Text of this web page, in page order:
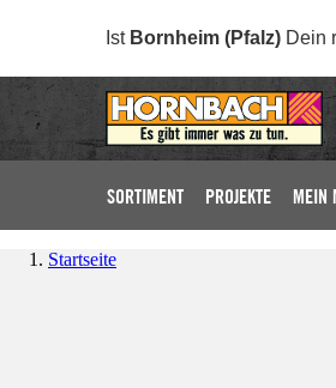
Ist Bornheim (Pfalz) Dein
SORTIMENT PROJEKTE MEIN
Startseite